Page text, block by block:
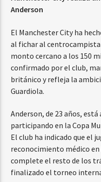
Anderson
El Manchester City ha
al fichar al
monto cercano a los 150
confirmado por el club,
británico y refleja la
Guardiola.
Anderson, de 23 años,
participando en la Copa
El club ha indicado que el
reconocimiento médico en
complete el resto de los
finalizado el torneo